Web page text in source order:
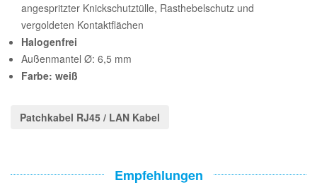
angespritzter Knickschutztülle, Rasthebelschutz und
vergoldeten Kontaktflächen
Halogenfrei
Außenmantel Ø: 6,5 mm
Farbe: weiß
Patchkabel RJ45 / LAN Kabel
Empfehlungen